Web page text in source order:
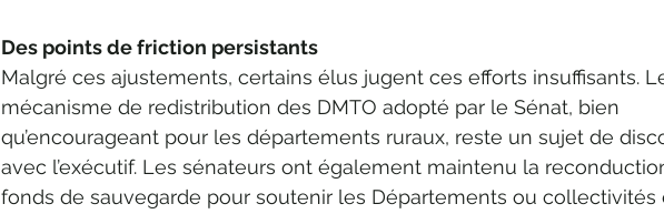
Des points de friction persistants
Malgré ces ajustements, certains élus jugent ces efforts insuffisants.
mécanisme de redistribution des DMTO adopté par le Sénat, bien
qu’encourageant pour les départements ruraux, reste un sujet de
avec l’exécutif. Les sénateurs ont également maintenu la
fonds de sauvegarde pour soutenir les Départements ou